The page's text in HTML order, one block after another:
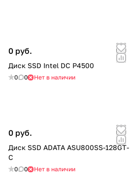
0 руб.
Диск SSD Intel DC P4500
0 0 Нет в наличии
0 руб.
Диск SSD ADATA ASU800SS-128GT-
C
0 0 Нет в наличии